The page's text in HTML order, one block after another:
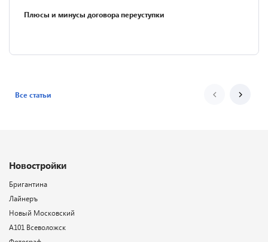
Плюсы и минусы договора переуступки
Все статьи
Новостройки
Бригантина
Лайнеръ
Новый Московский
А101 Всеволожск